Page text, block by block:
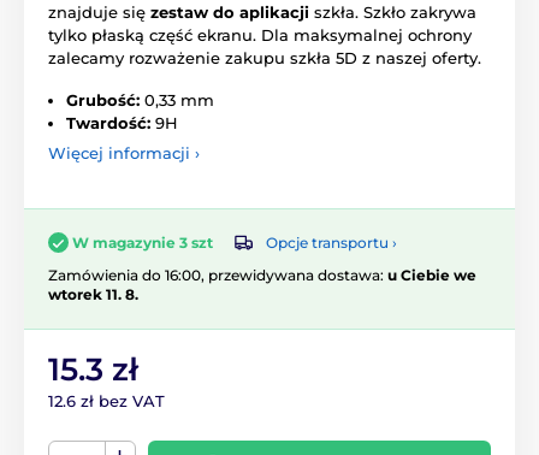
znajduje się zestaw do aplikacji szkła. Szkło zakrywa
tylko płaską część ekranu. Dla maksymalnej ochrony
zalecamy rozważenie zakupu szkła 5D z naszej oferty.
Grubość: 0,33 mm
Twardość: 9H
Więcej informacji ›
W magazynie 3 szt
Opcje transportu ›
Zamówienia do 16:00, przewidywana dostawa: u Ciebie we
wtorek 11. 8.
15.3 zł
12.6 zł bez VAT